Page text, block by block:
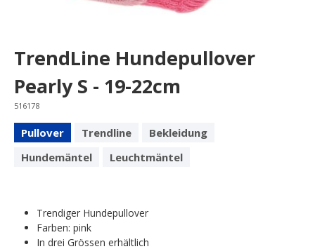
TrendLine Hundepullover
Pearly S - 19-22cm
516178
Pullover Trendline
Bekleidung
Hundemäntel
Leuchtmäntel
Trendiger Hundepullover
Farben: pink
In drei Grössen erhältlich